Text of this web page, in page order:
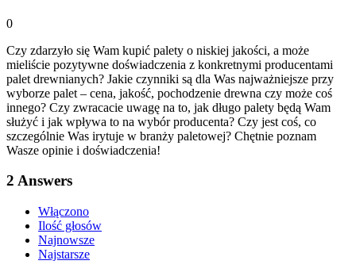
0
Czy zdarzyło się Wam kupić palety o niskiej jakości, a może
mieliście pozytywne doświadczenia z konkretnymi producentami
palet drewnianych? Jakie czynniki są dla Was najważniejsze przy
wyborze palet – cena, jakość, pochodzenie drewna czy może coś
innego? Czy zwracacie uwagę na to, jak długo palety będą Wam
służyć i jak wpływa to na wybór producenta? Czy jest coś, co
szczególnie Was irytuje w branży paletowej? Chętnie poznam
Wasze opinie i doświadczenia!
2 Answers
Włączono
Ilość głosów
Najnowsze
Najstarsze